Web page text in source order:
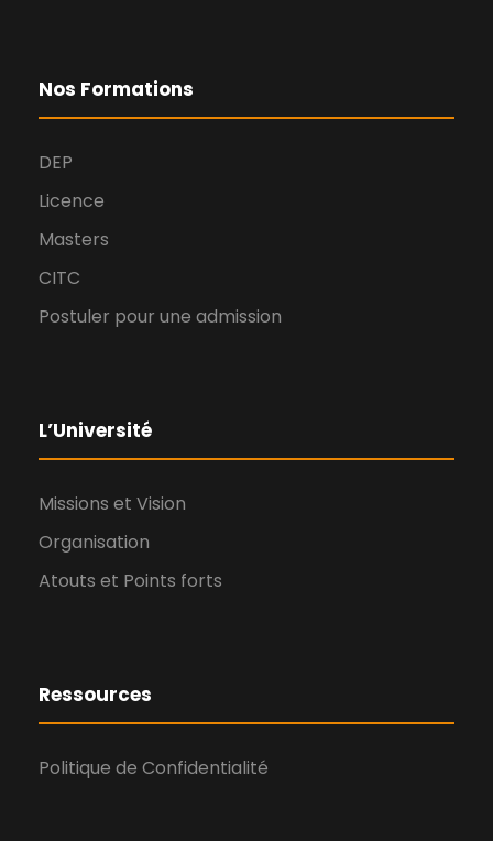
Nos Formations
DEP
Licence
Masters
CITC
Postuler pour une admission
L’Université
Missions et Vision
Organisation
Atouts et Points forts
Ressources
Politique de Confidentialité